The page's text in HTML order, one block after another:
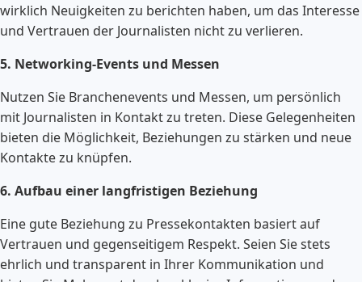
wirklich Neuigkeiten zu berichten haben, um das Interesse
und Vertrauen der Journalisten nicht zu verlieren.
5. Networking-Events und Messen
Nutzen Sie Branchenevents und Messen, um persönlich
mit Journalisten in Kontakt zu treten. Diese Gelegenheiten
bieten die Möglichkeit, Beziehungen zu stärken und neue
Kontakte zu knüpfen.
6. Aufbau einer langfristigen Beziehung
Eine gute Beziehung zu Pressekontakten basiert auf
Vertrauen und gegenseitigem Respekt. Seien Sie stets
ehrlich und transparent in Ihrer Kommunikation und